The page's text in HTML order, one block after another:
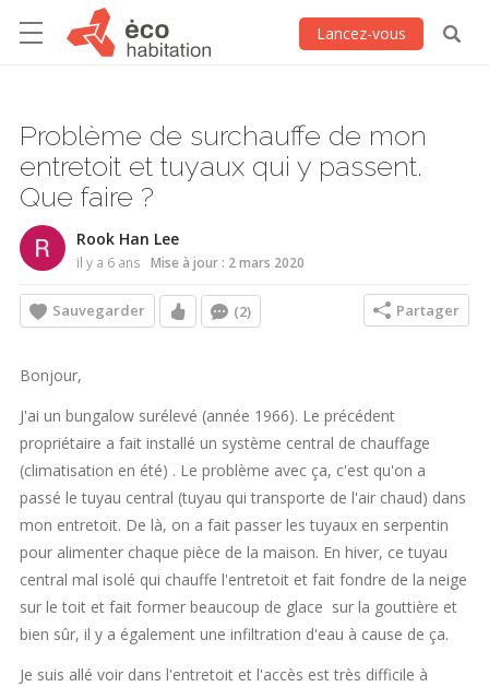
Lancez-vous
Problème de surchauffe de mon
entretoit et tuyaux qui y passent.
Que faire ?
Rook Han Lee
il y a 6 ans Mise à jour : 2 mars 2020
Sauvegarder (2) Partager
Bonjour,
J'ai un bungalow surélevé (année 1966). Le précédent
propriétaire a fait installé un système central de chauffage
(climatisation en été) . Le problème avec ça, c'est qu'on a
passé le tuyau central (tuyau qui transporte de l'air chaud) dans
mon entretoit. De là, on a fait passer les tuyaux en serpentin
pour alimenter chaque pièce de la maison. En hiver, ce tuyau
central mal isolé qui chauffe l'entretoit et fait fondre de la neige
sur le toit et fait former beaucoup de glace sur la gouttière et
bien sûr, il y a également une infiltration d'eau à cause de ça.
Je suis allé voir dans l'entretoit et l'accès est très difficile à